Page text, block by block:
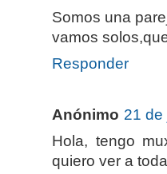
Somos una
vamos
Responder
Anónimo 21 de
Hola, tengo
quiero ver a